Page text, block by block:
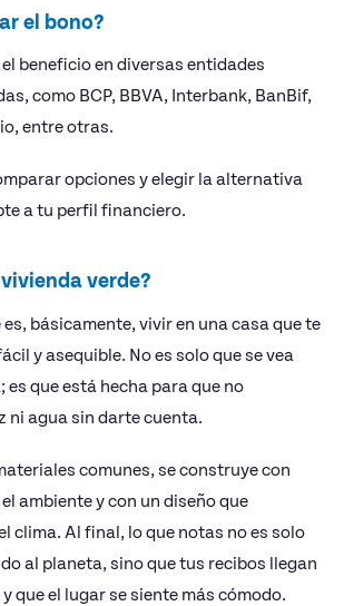
el bono?
beneficio en diversas entidades
como BCP, BBVA, Interbank, BanBif,
entre otras.
opciones y elegir la alternativa
a tu perfil financiero.
verde?
básicamente, vivir en una casa que te
y asequible. No es solo que se vea
es que está hecha para que no
ni agua sin darte cuenta.
comunes, se construye con
ambiente y con un diseño que
clima. Al final, lo que notas no es solo
al planeta, sino que tus recibos llegan
que el lugar se siente más cómodo.